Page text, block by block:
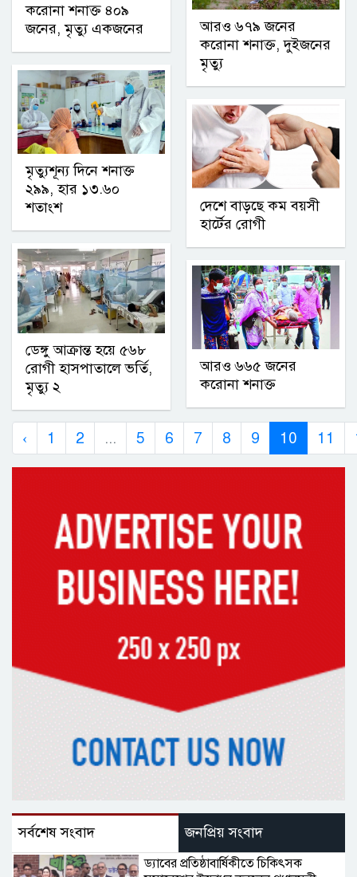
করোনা শনাক্ত ৪০৯
জনের, মৃত্যু একজনের
মৃত্যুশূন্য দিনে শনাক্ত
২৯৯, হার ১৩.৬০
শতাংশ
ডেঙ্গু আক্রান্ত হয়ে ৫৬৮
রোগী হাসপাতালে ভর্তি,
মৃত্যু ২
আরও ৬৭৯ জনের
করোনা শনাক্ত, দুইজনের
মৃত্যু
দেশে বাড়ছে কম বয়সী
হার্টের রোগী
আরও ৬৬৫ জনের
করোনা শনাক্ত
‹ 1 2 ... 5 6 7 8 9 10 11
সর্বশেষ সংবাদ জনপ্রিয় সংবাদ
ড্যাবের প্রতিষ্ঠাবার্ষিকীতে চিকিৎসক